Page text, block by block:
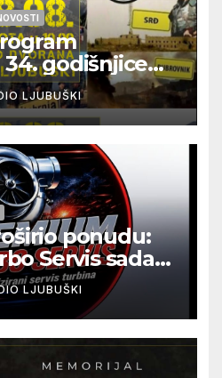
godišnjice
Blaža
a
LJUBUŠKI
ponudu:
Servis sada
u Ljubuškom
LJUBUŠKI